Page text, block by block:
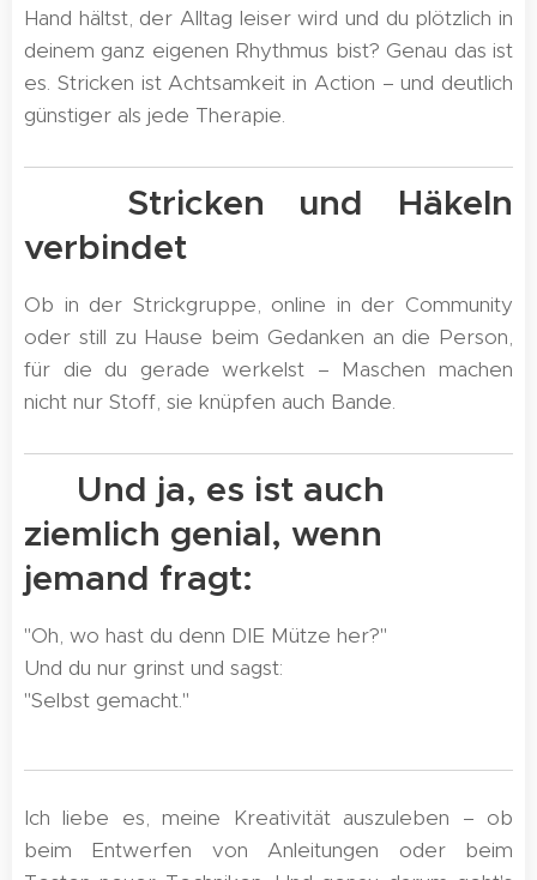
Hand hältst, der Alltag leiser wird und du plötzlich in
deinem ganz eigenen Rhythmus bist? Genau das ist
es. Stricken ist Achtsamkeit in Action – und deutlich
günstiger als jede Therapie.
🤝 Stricken und Häkeln
verbindet
Ob in der Strickgruppe, online in der Community
oder still zu Hause beim Gedanken an die Person,
für die du gerade werkelst – Maschen machen
nicht nur Stoff, sie knüpfen auch Bande.
💡 Und ja, es ist auch
ziemlich genial, wenn
jemand fragt:
"Oh, wo hast du denn DIE Mütze her?"
Und du nur grinst und sagst:
"Selbst gemacht." 😎
Ich liebe es, meine Kreativität auszuleben – ob
beim Entwerfen von Anleitungen oder beim